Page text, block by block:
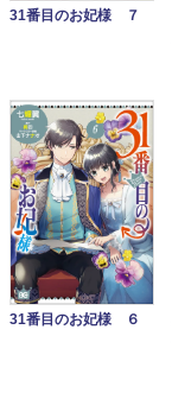
31番目のお妃様 ７
31番目のお妃様 ６